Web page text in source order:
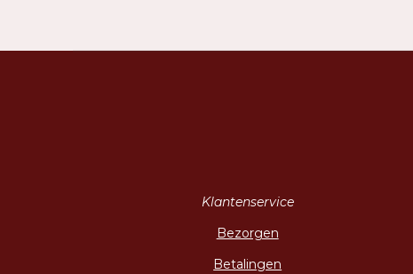
Klantenservice
Bezorgen
Betalingen